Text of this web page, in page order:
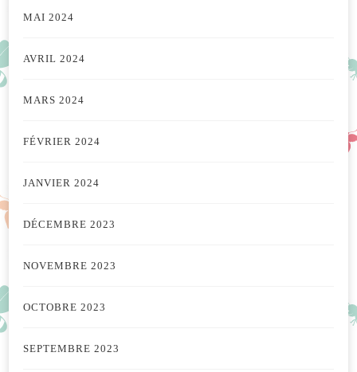
MAI 2024
AVRIL 2024
MARS 2024
FÉVRIER 2024
JANVIER 2024
DÉCEMBRE 2023
NOVEMBRE 2023
OCTOBRE 2023
SEPTEMBRE 2023